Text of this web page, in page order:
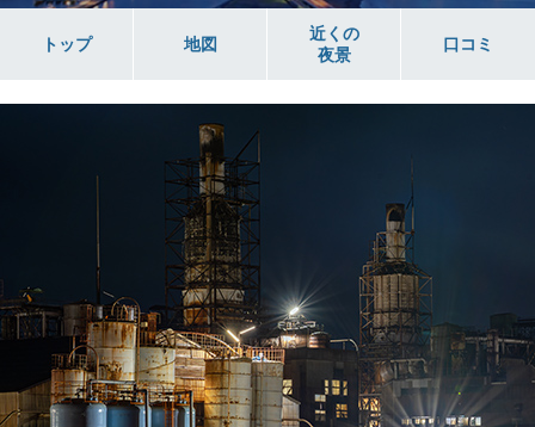
トップ 地図
近くの
夜景
口コミ